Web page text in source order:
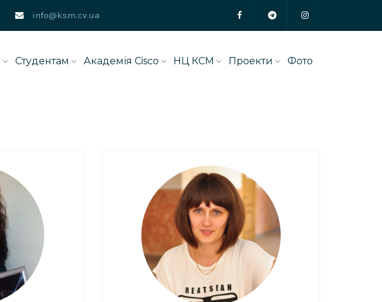
info@ksm.cv.ua
Студентам Академія Cisco НЦ КСМ Проекти Фото